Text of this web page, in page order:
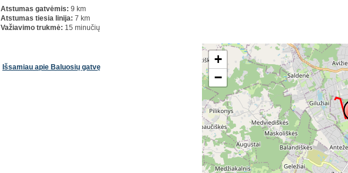
Atstumas gatvėmis: 9 km
Atstumas tiesia linija: 7 km
Važiavimo trukmė: 15 minučių
Išsamiau apie Baluosių gatvę
+
−